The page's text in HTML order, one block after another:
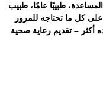
طبيبًا عامًا، طبيب
كل ما تحتاجه للمرور
أكثر – تقديم رعاية صحية